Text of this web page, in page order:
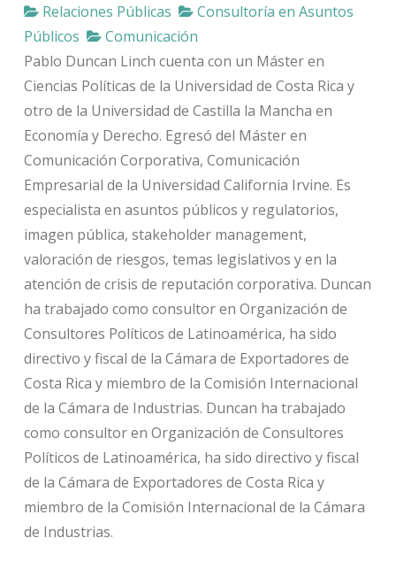
Relaciones Públicas
Consultoría en Asuntos
Públicos
Comunicación
Pablo Duncan Linch cuenta con un Máster en
Ciencias Políticas de la Universidad de Costa Rica y
otro de la Universidad de Castilla la Mancha en
Economía y Derecho. Egresó del Máster en
Comunicación Corporativa, Comunicación
Empresarial de la Universidad California Irvine. Es
especialista en asuntos públicos y regulatorios,
imagen pública, stakeholder management,
valoración de riesgos, temas legislativos y en la
atención de crisis de reputación corporativa. Duncan
ha trabajado como consultor en Organización de
Consultores Políticos de Latinoamérica, ha sido
directivo y fiscal de la Cámara de Exportadores de
Costa Rica y miembro de la Comisión Internacional
de la Cámara de Industrias. Duncan ha trabajado
como consultor en Organización de Consultores
Políticos de Latinoamérica, ha sido directivo y fiscal
de la Cámara de Exportadores de Costa Rica y
miembro de la Comisión Internacional de la Cámara
de Industrias.